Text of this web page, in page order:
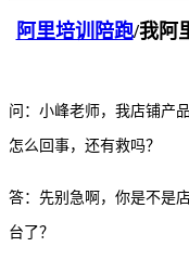
阿里培训陪跑/我阿
问：小峰老师，我店铺产
怎么回事，还有救吗？
答：先别急啊，你是不是
台了？